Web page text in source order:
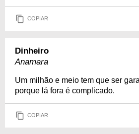
COPIAR
Dinheiro
Anamara
Um milhão e meio tem que ser
porque lá fora é complicado.
COPIAR